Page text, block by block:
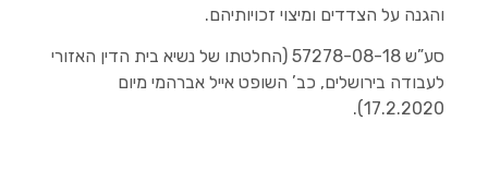
והגנה על הצדדים ומיצוי זכויותיהם.
סע”ש 57278-08-18 (החלטתו של נשיא בית הדין האזורי
לעבודה בירושלים, כב’ השופט אייל אברהמי מיום
17.2.2020).